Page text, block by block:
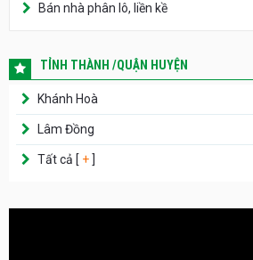
Bán nhà phân lô, liền kề
TỈNH THÀNH /QUẬN HUYỆN
Khánh Hoà
Lâm Đồng
Tất cả [ + ]